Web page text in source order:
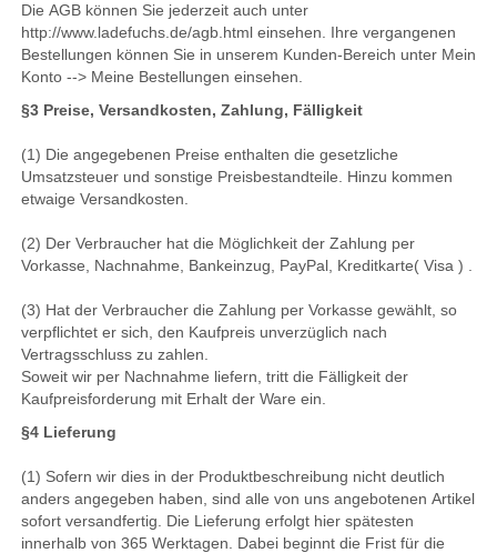
Die AGB können Sie jederzeit auch unter
http://www.ladefuchs.de/agb.html einsehen. Ihre vergangenen
Bestellungen können Sie in unserem Kunden-Bereich unter Mein
Konto --> Meine Bestellungen einsehen.
§3 Preise, Versandkosten, Zahlung, Fälligkeit
(1) Die angegebenen Preise enthalten die gesetzliche
Umsatzsteuer und sonstige Preisbestandteile. Hinzu kommen
etwaige Versandkosten.
(2) Der Verbraucher hat die Möglichkeit der Zahlung per
Vorkasse, Nachnahme, Bankeinzug, PayPal, Kreditkarte( Visa ) .
(3) Hat der Verbraucher die Zahlung per Vorkasse gewählt, so
verpflichtet er sich, den Kaufpreis unverzüglich nach
Vertragsschluss zu zahlen.
Soweit wir per Nachnahme liefern, tritt die Fälligkeit der
Kaufpreisforderung mit Erhalt der Ware ein.
§4 Lieferung
(1) Sofern wir dies in der Produktbeschreibung nicht deutlich
anders angegeben haben, sind alle von uns angebotenen Artikel
sofort versandfertig. Die Lieferung erfolgt hier spätesten
innerhalb von 365 Werktagen. Dabei beginnt die Frist für die